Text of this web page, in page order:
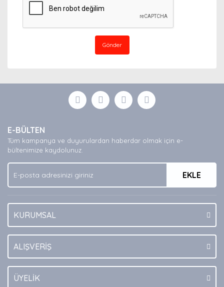
Gönder
E-BÜLTEN
Tüm kampanya ve duyurulardan haberdar olmak için e-
bültenimize kaydolunuz.
EKLE
KURUMSAL
ALIŞVERİŞ
ÜYELİK